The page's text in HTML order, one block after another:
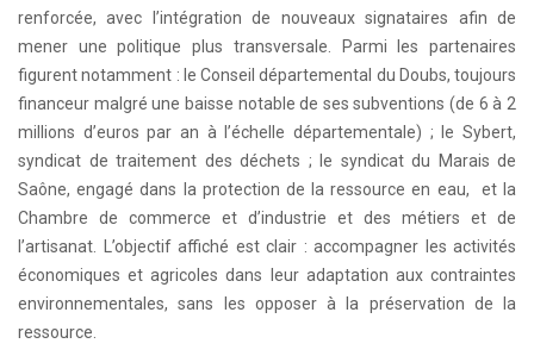
renforcée, avec l’intégration de nouveaux signataires afin de
mener une politique plus transversale. Parmi les partenaires
figurent notamment : le Conseil départemental du Doubs, toujours
financeur malgré une baisse notable de ses subventions (de 6 à 2
millions d’euros par an à l’échelle départementale) ; le Sybert,
syndicat de traitement des déchets ; le syndicat du Marais de
Saône, engagé dans la protection de la ressource en eau, et la
Chambre de commerce et d’industrie et des métiers et de
l’artisanat. L’objectif affiché est clair : accompagner les activités
économiques et agricoles dans leur adaptation aux contraintes
environnementales, sans les opposer à la préservation de la
ressource.